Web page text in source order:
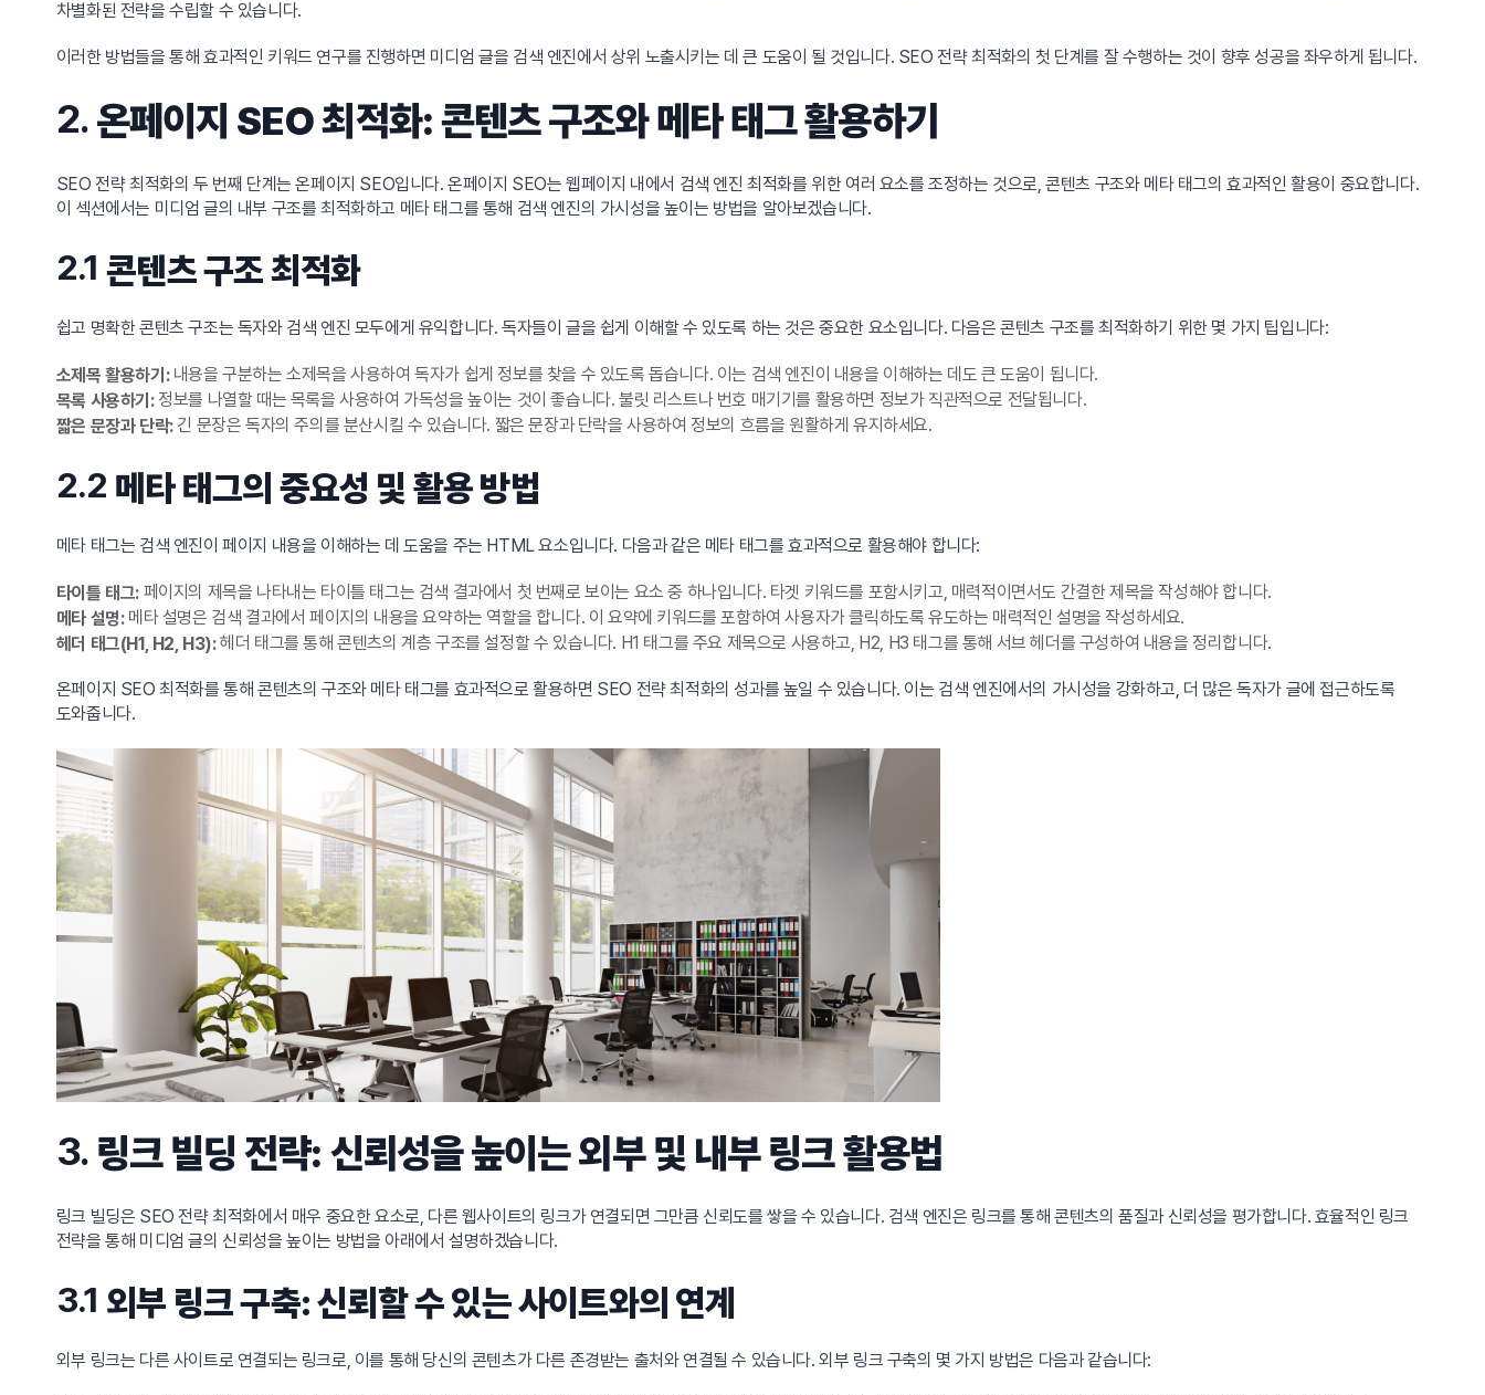
차별화된 전략을 수립할 수 있습니다.
이러한 방법들을 통해 효과적인 키워드 연구를 진행하면 미디엄 글을 검색 엔진에서 상위 노출시키는 데 큰 도움이 될 것입니다. SEO 전략 최적화의 첫 단계를 잘 수행하는 것이 향후 성공을 좌우하게 됩니다.
2.온페이지 SEO 최적화: 콘텐츠 구조와 메타 태그 활용하기
SEO 전략 최적화의 두 번째 단계는 온페이지 SEO입니다. 온페이지 SEO는 웹페이지 내에서 검색 엔진 최적화를 위한 여러 요소를 조정하는 것으로, 콘텐츠 구조와 메타 태그의 효과적인 활용이 중요합니다.
이 섹션에서는 미디엄 글의 내부 구조를 최적화하고 메타 태그를 통해 검색 엔진의 가시성을 높이는 방법을 알아보겠습니다.
2.1콘텐츠 구조 최적화
쉽고 명확한 콘텐츠 구조는 독자와 검색 엔진 모두에게 유익합니다. 독자들이 글을 쉽게 이해할 수 있도록 하는 것은 중요한 요소입니다. 다음은 콘텐츠 구조를 최적화하기 위한 몇 가지 팁입니다:
소제목 활용하기:내용을 구분하는 소제목을 사용하여 독자가 쉽게 정보를 찾을 수 있도록 돕습니다. 이는 검색 엔진이 내용을 이해하는 데도 큰 도움이 됩니다.
목록 사용하기:정보를 나열할 때는 목록을 사용하여 가독성을 높이는 것이 좋습니다. 불릿 리스트나 번호 매기기를 활용하면 정보가 직관적으로 전달됩니다.
짧은 문장과 단락:긴 문장은 독자의 주의를 분산시킬 수 있습니다. 짧은 문장과 단락을 사용하여 정보의 흐름을 원활하게 유지하세요.
2.2 메타 태그의 중요성 및 활용 방법
메타 태그는 검색 엔진이 페이지 내용을 이해하는 데 도움을 주는 HTML 요소입니다. 다음과 같은 메타 태그를 효과적으로 활용해야 합니다:
타이틀 태그:페이지의 제목을 나타내는 타이틀 태그는 검색 결과에서 첫 번째로 보이는 요소 중 하나입니다. 타겟 키워드를 포함시키고, 매력적이면서도 간결한 제목을 작성해야 합니다.
메타 설명:메타 설명은 검색 결과에서 페이지의 내용을 요약하는 역할을 합니다. 이 요약에 키워드를 포함하여 사용자가 클릭하도록 유도하는 매력적인 설명을 작성하세요.
헤더 태그(H1, H2, H3):헤더 태그를 통해 콘텐츠의 계층 구조를 설정할 수 있습니다. H1 태그를 주요 제목으로 사용하고, H2, H3 태그를 통해 서브 헤더를 구성하여 내용을 정리합니다.
온페이지 SEO 최적화를 통해 콘텐츠의 구조와 메타 태그를 효과적으로 활용하면 SEO 전략 최적화의 성과를 높일 수 있습니다. 이는 검색 엔진에서의 가시성을 강화하고, 더 많은 독자가 글에 접근하도록
도와줍니다.
3. 링크 빌딩 전략: 신뢰성을 높이는 외부 및 내부 링크 활용법
링크 빌딩은 SEO 전략 최적화에서 매우 중요한 요소로, 다른 웹사이트의 링크가 연결되면 그만큼 신뢰도를 쌓을 수 있습니다. 검색 엔진은 링크를 통해 콘텐츠의 품질과 신뢰성을 평가합니다. 효율적인 링크
전략을 통해 미디엄 글의 신뢰성을 높이는 방법을 아래에서 설명하겠습니다.
3.1 외부 링크 구축: 신뢰할 수 있는 사이트와의 연계
외부 링크는 다른 사이트로 연결되는 링크로, 이를 통해 당신의 콘텐츠가 다른 존경받는 출처와 연결될 수 있습니다. 외부 링크 구축의 몇 가지 방법은 다음과 같습니다: